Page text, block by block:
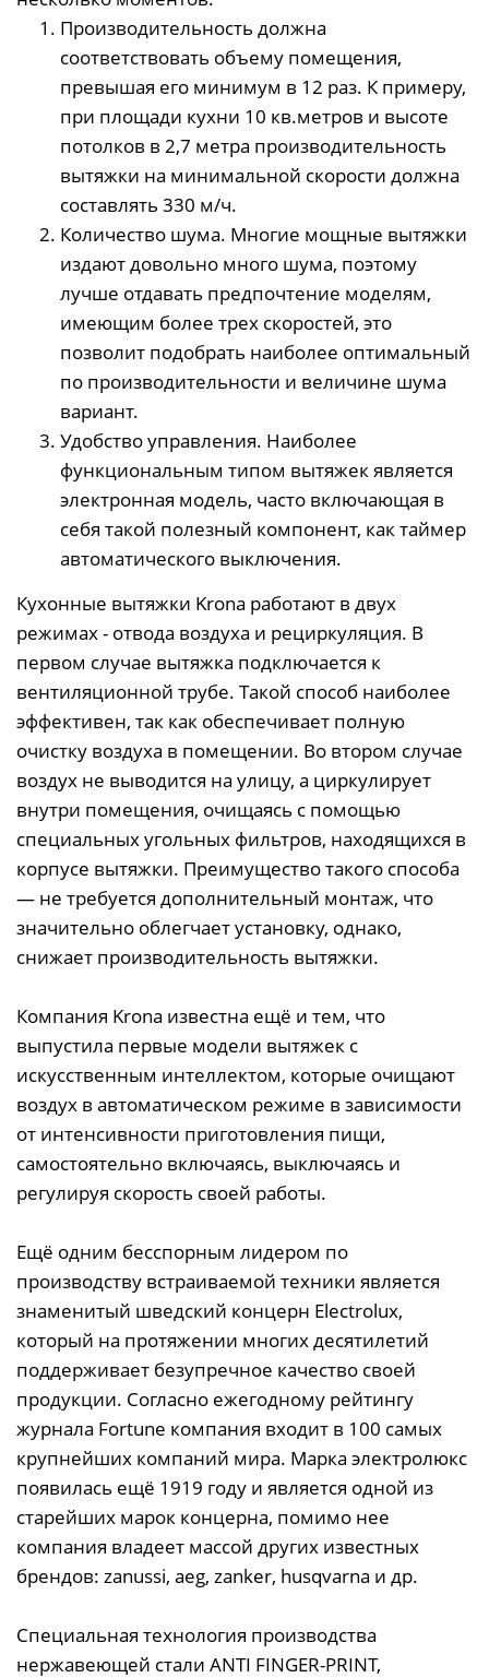
Производительность должна
соответствовать объему помещения,
превышая его минимум в 12 раз. К примеру,
при площади кухни 10 кв.метров и высоте
потолков в 2,7 метра производительность
вытяжки на минимальной скорости должна
составлять 330 м/ч.
Количество шума. Многие мощные вытяжки
издают довольно много шума, поэтому
лучше отдавать предпочтение моделям,
имеющим более трех скоростей, это
позволит подобрать наиболее оптимальный
по производительности и величине шума
вариант.
Удобство управления. Наиболее
функциональным типом вытяжек является
электронная модель, часто включающая в
себя такой полезный компонент, как таймер
автоматического выключения.
Кухонные вытяжки Krona работают в двух
режимах - отвода воздуха и рециркуляция. В
первом случае вытяжка подключается к
вентиляционной трубе. Такой способ наиболее
эффективен, так как обеспечивает полную
очистку воздуха в помещении. Во втором случае
воздух не выводится на улицу, а циркулирует
внутри помещения, очищаясь с помощью
специальных угольных фильтров, находящихся в
корпусе вытяжки. Преимущество такого способа
— не требуется дополнительный монтаж, что
значительно облегчает установку, однако,
снижает производительность вытяжки.
Компания Krona известна ещё и тем, что
выпустила первые модели вытяжек с
искусственным интеллектом, которые очищают
воздух в автоматическом режиме в зависимости
от интенсивности приготовления пищи,
самостоятельно включаясь, выключаясь и
регулируя скорость своей работы.
Ещё одним бесспорным лидером по
производству встраиваемой техники является
знаменитый шведский концерн Electrolux,
который на протяжении многих десятилетий
поддерживает безупречное качество своей
продукции. Согласно ежегодному рейтингу
журнала Fortune компания входит в 100 самых
крупнейших компаний мира. Марка электролюкс
появилась ещё 1919 году и является одной из
старейших марок концерна, помимо нее
компания владеет массой других известных
брендов: zanussi, aeg, zanker, husqvarna и др.
Специальная технология производства
нержавеющей стали ANTI FINGER-PRINT,